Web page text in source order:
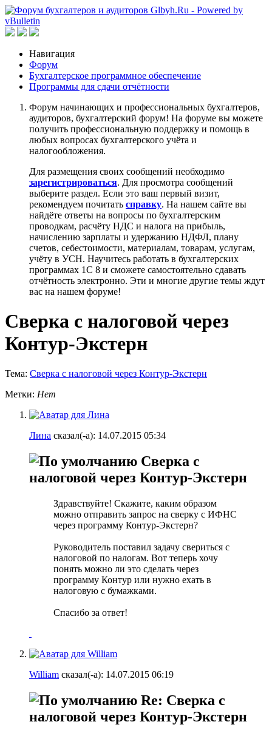
Навигация
Форум
Бухгалтерское программное обеспечение
Программы для сдачи отчётности
Форум начинающих и профессиональных бухгалтеров,
аудиторов, бухгалтерский форум! На форуме вы можете
получить профессиональную поддержку и помощь в
любых вопросах бухгалтерского учёта и
налогообложения.
Для размещения своих сообщений необходимо
зарегистрироваться. Для просмотра сообщений
выберите раздел. Если это ваш первый визит,
рекомендуем почитать справку. На нашем сайте вы
найдёте ответы на вопросы по бухгалтерским
проводкам, расчёту НДС и налога на прибыль,
начислению зарплаты и удержанию НДФЛ, плану
счетов, себестоимости, материалам, товарам, услугам,
учёту в УСН. Научитесь работать в бухгалтерских
программах 1С 8 и сможете самостоятельно сдавать
отчётность электронно. Эти и многие другие темы ждут
вас на нашем форуме!
Сверка с налоговой через
Контур-Экстерн
Тема: Сверка с налоговой через Контур-Экстерн
Метки: Нет
Лина сказал(-а): 14.07.2015 05:34
Сверка с
налоговой через Контур-Экстерн
Здравствуйте! Скажите, каким образом
можно отправить запрос на сверку с ИФНС
через программу Контур-Экстерн?
Руководитель поставил задачу свериться с
налоговой по налогам. Вот теперь хочу
понять можно ли это сделать через
программу Контур или нужно ехать в
налоговую с бумажками.
Спасибо за ответ!
William сказал(-а): 14.07.2015 06:19
Re: Сверка с
налоговой через Контур-Экстерн